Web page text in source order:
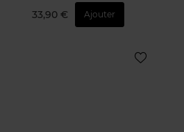
33,90 € Ajouter